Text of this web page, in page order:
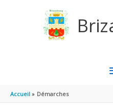
Accueil Démarches